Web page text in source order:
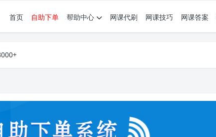
首页 自助下单 帮助中心 网课代刷 网课技巧 网课答案